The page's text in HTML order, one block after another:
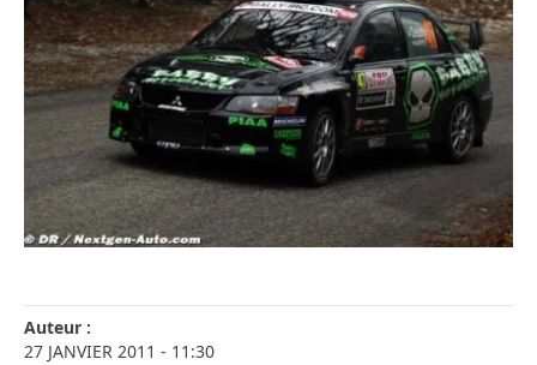
Auteur :
27 JANVIER 2011 - 11:30